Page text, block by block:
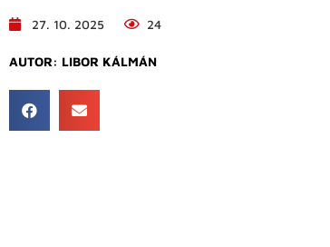
27. 10. 2025 24
AUTOR: LIBOR KÁLMÁN